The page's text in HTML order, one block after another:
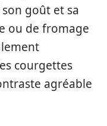
goût et sa
ou de fromage
courgettes
agréable